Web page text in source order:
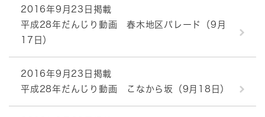
2016年9月23日掲載
平成28年だんじり動画 春木地区パレード（9月
17日）
2016年9月23日掲載
平成28年だんじり動画 こなから坂（9月18日）